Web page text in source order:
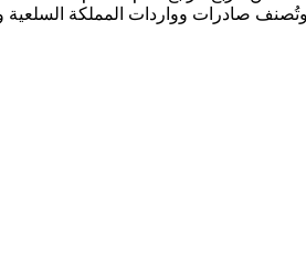
وتُصنف صادرات وواردات المملكة